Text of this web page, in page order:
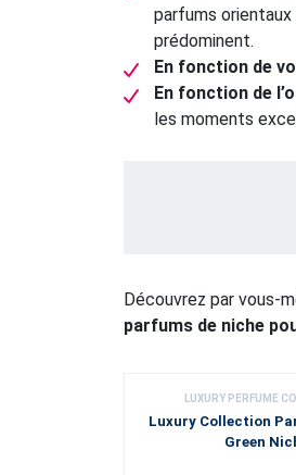
parfums
prédominent.
En fonction de
En fonction de
les moments
Découvrez par vous-
parfums de niche
LUXURY PERFUME
Luxury Collection
Green